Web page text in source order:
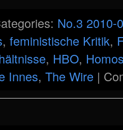
No.3 2010-
, feministische Kritik,
, HBO,
Innes, The Wire |